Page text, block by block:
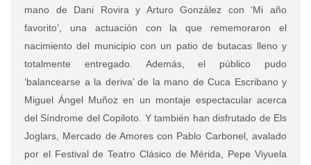
mano de Dani Rovira y Arturo González con ‘Mi año
favorito’, una actuación con la que rememoraron el
nacimiento del municipio con un patio de butacas lleno y
totalmente entregado. Además, el público pudo
‘balancearse a la deriva’ de la mano de Cuca Escribano y
Miguel Ángel Muñoz en un montaje espectacular acerca
del Síndrome del Copiloto. Y también han disfrutado de Els
Joglars, Mercado de Amores con Pablo Carbonel, avalado
por el Festival de Teatro Clásico de Mérida, Pepe Viyuela